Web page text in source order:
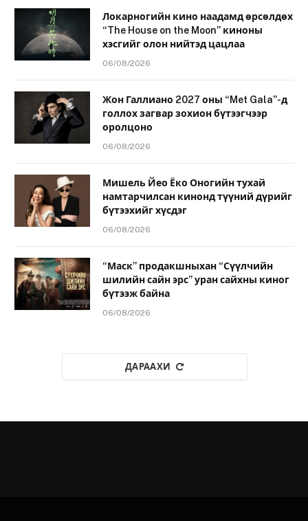
Локарногийн кино наадамд өрсөлдөх
“The House on the Moon” киноны
хэсгийг олон нийтэд цацлаа
06/08/2026
Жон Галлиано 2027 оны “Met Gala”-д
голлох загвар зохион бүтээгчээр
оролцоно
06/08/2026
Мишель Йео Ёко Оногийн тухай
намтарчилсан кинонд түүний дүрийг
бүтээхийг хүсдэг
06/08/2026
“Маск” продакшныхан “Сүүлчийн
шилийн сайн эрс” уран сайхны киног
бүтээж байна
06/08/2026
ДАРААХИ